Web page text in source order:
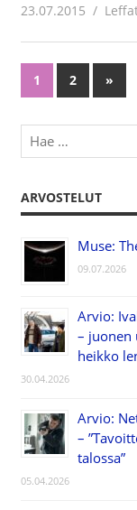
23.07.2015
selaus
1 2
Next
Posts
»
ARVOSTELUT
Muse:
09.07.2026
Arvio:
– juonen
heikko
30.04.2026
Arvio:
–
talossa”
05.04.2026